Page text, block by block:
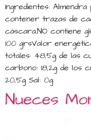
Ingredientes:
contener trazas de
cáscara.NO contiene
100 grsValor
totales: 48,5g de las
carbono: 18,2g de los
20,5g Sal: 0g
Nueces